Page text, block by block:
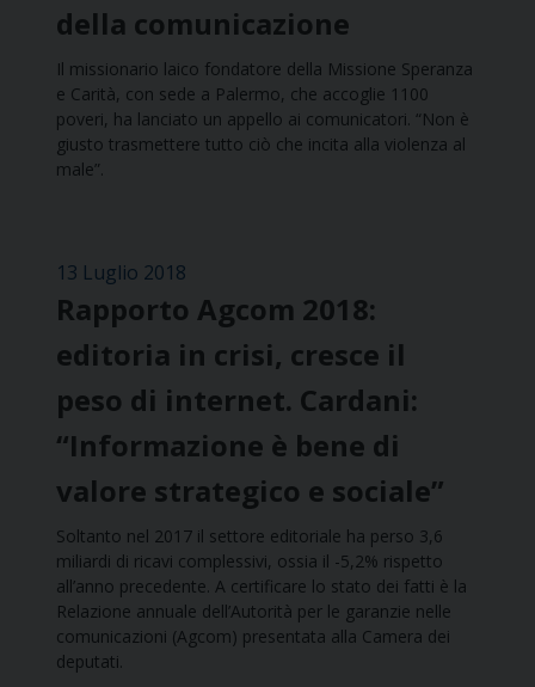
della comunicazione
Il missionario laico fondatore della Missione Speranza
e Carità, con sede a Palermo, che accoglie 1100
poveri, ha lanciato un appello ai comunicatori. “Non è
giusto trasmettere tutto ciò che incita alla violenza al
male”.
13 Luglio 2018
Rapporto Agcom 2018:
editoria in crisi, cresce il
peso di internet. Cardani:
“Informazione è bene di
valore strategico e sociale”
Soltanto nel 2017 il settore editoriale ha perso 3,6
miliardi di ricavi complessivi, ossia il -5,2% rispetto
all’anno precedente. A certificare lo stato dei fatti è la
Relazione annuale dell’Autorità per le garanzie nelle
comunicazioni (Agcom) presentata alla Camera dei
deputati.